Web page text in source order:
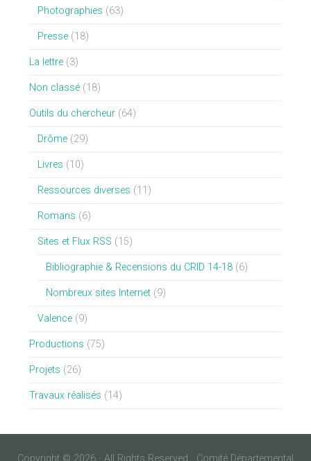
Photographies (63)
Presse(18)
La lettre(3)
Non classé(18)
Outils du chercheur(64)
Drôme(29)
Livres (10)
Ressources diverses (11)
Romans (6)
Sites et Flux RSS (15)
Bibliographie & Recensions du CRID 14-18(6)
Nombreux sites Internet(9)
Valence(9)
Productions (75)
Projets (26)
Travaux réalisés (14)
Copyright © 2026 · All Rights Reserved · Comité Départemental